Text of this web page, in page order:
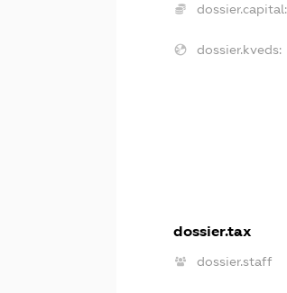
dossier.capital:
dossier.kveds:
dossier.tax
dossier.staff